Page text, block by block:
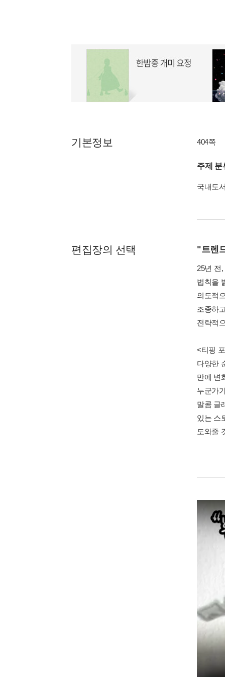
기본정보 404쪽
주제 분
국내도
편집장의 선택 "트렌
25년 전
법칙을
의도적
조종하
전략적
<티핑
다양한
만에 변
누군가
말콤 글
있는 스
도와줄